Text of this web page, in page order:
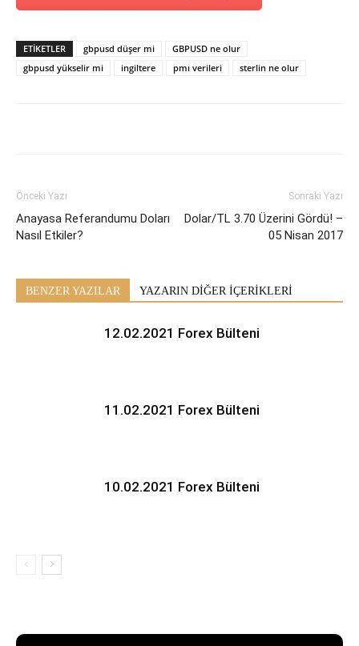
ETİKETLER gbpusd düşer mi
GBPUSD ne olur
gbpusd yükselir mi
ingiltere pmı verileri sterlin ne olur
Önceki Yazı
Anayasa Referandumu Doları
Nasıl Etkiler?
Sonraki Yazı
Dolar/TL 3.70 Üzerini Gördü! –
05 Nisan 2017
BENZER YAZILAR YAZARIN DİĞER İÇERİKLERİ
12.02.2021 Forex Bülteni
11.02.2021 Forex Bülteni
10.02.2021 Forex Bülteni